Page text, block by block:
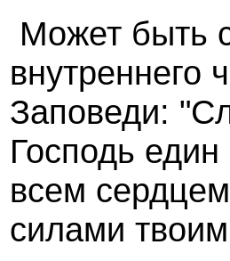
Может быть
внутреннего
Заповеди:
Господь
всем
силами